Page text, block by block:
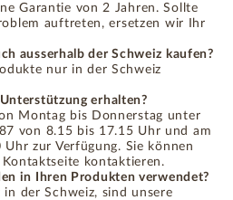
Garantie von 2 Jahren. Sollte
auftreten, ersetzen wir Ihr
ausserhalb der Schweiz kaufen?
nur in der Schweiz
erhalten?
Montag bis Donnerstag unter
von 8.15 bis 17.15 Uhr und am
zur Verfügung. Sie können
kontaktieren.
in Ihren Produkten verwendet?
der Schweiz, sind unsere